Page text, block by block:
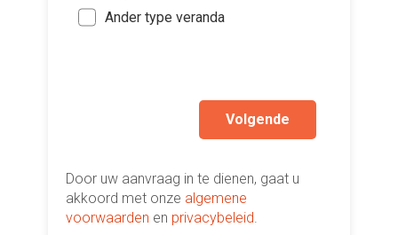
Ander type veranda
Volgende
Door uw aanvraag in te dienen, gaat u
akkoord met onze algemene
voorwaarden en privacybeleid.